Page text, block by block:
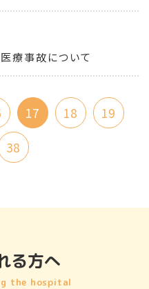
療事故について
17 18
19
38
る方へ
the hospital